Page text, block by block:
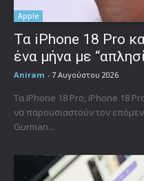
Apple
Τα iPhone 18 Pro
ένα μήνα με
Aniram - 7 Αυγούστου 2026
Τα iPhone 18 Pro, iPhone 18
να παρουσιαστούν τον
Gurman...